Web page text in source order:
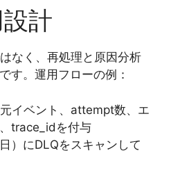
計
なく、再処理と原因分析
す。運用フローの例：
イベント、attempt数、エ
trace_idを付与
）にDLQをスキャンして